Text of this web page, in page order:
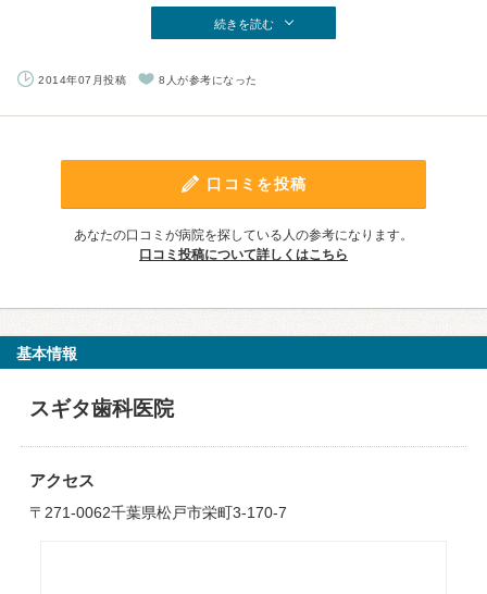
続きを読む
2014年07月投稿 8人が参考になった
口コミを投稿
あなたの口コミが病院を探している人の参考になります。
口コミ投稿について詳しくはこちら
基本情報
スギタ歯科医院
アクセス
〒271-0062千葉県松戸市栄町3-170-7